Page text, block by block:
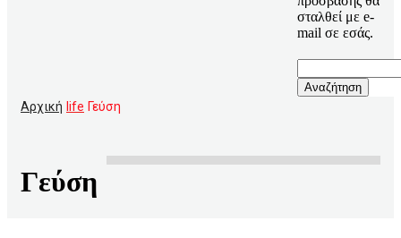
σταλθεί με e-
mail σε εσάς.
Αρχική life Γεύση
Γεύση